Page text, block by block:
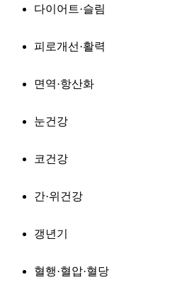
다이어트·슬림
피로개선·활력
면역·항산화
눈건강
코건강
간·위건강
갱년기
혈행·혈압·혈당